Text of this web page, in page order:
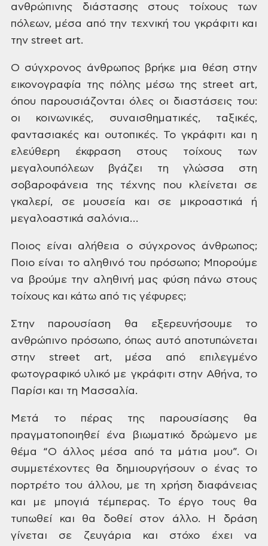
ανθρώπινης διάστασης στους τοίχους των
πόλεων, μέσα από την τεχνική του γκράφιτι και
την street art.
Ο σύγχρονος άνθρωπος βρήκε μια θέση στην
εικονογραφία της πόλης μέσω της street art,
όπου παρουσιάζονται όλες οι διαστάσεις του:
οι κοινωνικές, συναισθηματικές, ταξικές,
φαντασιακές και ουτοπικές. Το γκράφιτι και η
ελεύθερη έκφραση στους τοίχους των
μεγαλουπόλεων βγάζει τη γλώσσα στη
σοβαροφάνεια της τέχνης που κλείνεται σε
γκαλερί, σε μουσεία και σε μικροαστικά ή
μεγαλοαστικά σαλόνια…
Ποιος είναι αλήθεια ο σύγχρονος άνθρωπος;
Ποιο είναι τοαληθινό του πρόσωπο; Μπορούμε
να βρούμε την αληθινή μας φύση πάνω στους
τοίχους και κάτω από τις γέφυρες;
Στην παρουσίαση θα εξερευνήσουμε το
ανθρώπινο πρόσωπο, όπως αυτό αποτυπώνεται
στην street art, μέσα από επιλεγμένο
φωτογραφικό υλικό με γκράφιτι στην Αθήνα, το
Παρίσι και τη Μασσαλία.
Μετά το πέρας της παρουσίασης θα
πραγματοποιηθεί ένα βιωματικό δρώμενο με
θέμα “Ο άλλος μέσα από τα μάτια μου”. Οι
συμμετέχοντες θα δημιουργήσουν ο ένας το
πορτρέτο του άλλου, με τη χρήση διαφάνειας
και με μπογιά τέμπερας. Το έργο τους θα
τυπωθεί και θα δοθεί στον άλλο. Η δράση
γίνεται σε ζευγάρια και στόχο έχει να